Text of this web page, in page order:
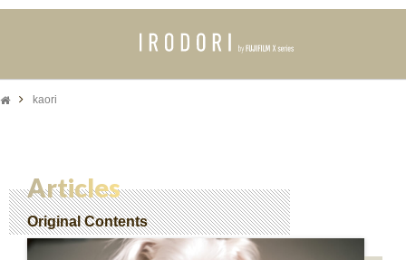
kaori
Articles
Original Contents